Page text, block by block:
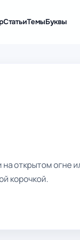
СтатьиТемыБуквы
открытом огне
корочкой.